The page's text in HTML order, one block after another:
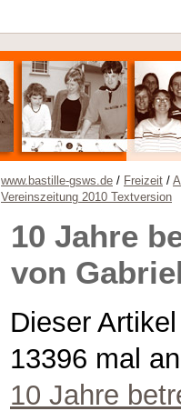
www.bastille-gsws.de / Freizeit /
Vereinszeitung 2010 Textversion
10 Jahre
von
Dieser
13396 mal
10 Jahre